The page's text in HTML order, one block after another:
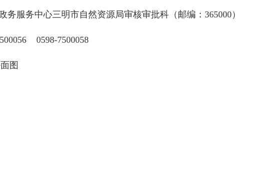
服务中心三明市自然资源局审核审批科（邮编：365000）
0598-7500058
图